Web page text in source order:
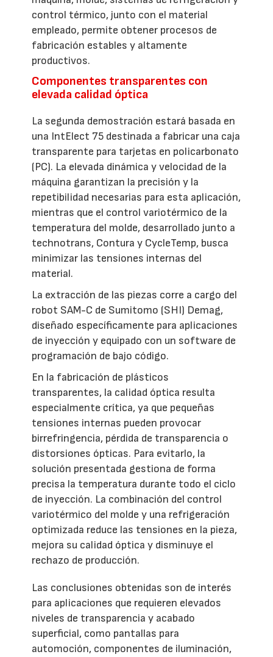
control térmico, junto con el material
empleado, permite obtener procesos de
fabricación estables y altamente
productivos.
Componentes transparentes con
elevada calidad óptica
La segunda demostración estará basada en
una IntElect 75 destinada a fabricar una caja
transparente para tarjetas en policarbonato
(PC). La elevada dinámica y velocidad de la
máquina garantizan la precisión y la
repetibilidad necesarias para esta aplicación,
mientras que el control variotérmico de la
temperatura del molde, desarrollado junto a
technotrans, Contura y CycleTemp, busca
minimizar las tensiones internas del
material.
La extracción de las piezas corre a cargo del
robot SAM-C de Sumitomo (SHI) Demag,
diseñado específicamente para aplicaciones
de inyección y equipado con un software de
programación de bajo código.
En la fabricación de plásticos
transparentes, la calidad óptica resulta
especialmente crítica, ya que pequeñas
tensiones internas pueden provocar
birrefringencia, pérdida de transparencia o
distorsiones ópticas. Para evitarlo, la
solución presentada gestiona de forma
precisa la temperatura durante todo el ciclo
de inyección. La combinación del control
variotérmico del molde y una refrigeración
optimizada reduce las tensiones en la pieza,
mejora su calidad óptica y disminuye el
rechazo de producción.
Las conclusiones obtenidas son de interés
para aplicaciones que requieren elevados
niveles de transparencia y acabado
superficial, como pantallas para
automoción, componentes de iluminación,